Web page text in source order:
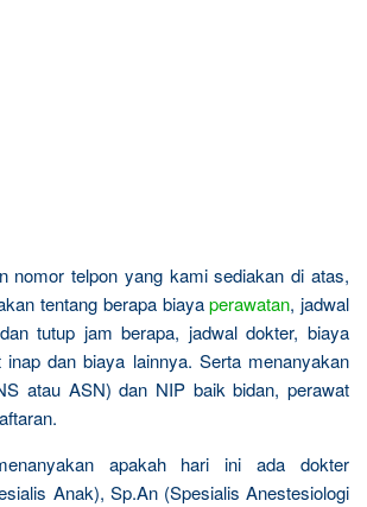
nomor telpon yang kami sediakan di atas,
tentang berapa biayaperawatan, jadwal
tutup jam berapa, jadwal dokter, biaya
dan biaya lainnya. Serta menanyakan
atau ASN) dan NIP baik bidan, perawat
apakah hari ini ada dokter
Anak), Sp.An (Spesialis Anestesiologi